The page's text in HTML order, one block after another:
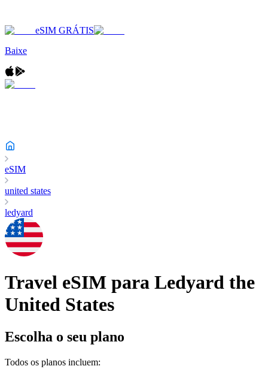
eSIM GRÁTIS
Baixe
eSIM
united states
ledyard
Travel eSIM para Ledyard the
United States
Escolha o seu plano
Todos os planos incluem: